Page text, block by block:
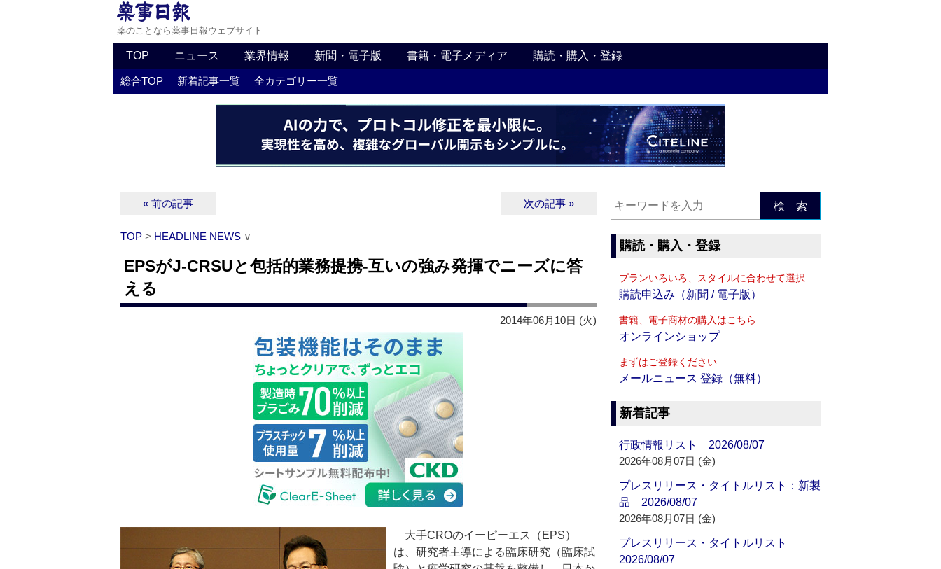
薬のことなら薬事日報ウェブサイト
TOP ニュース 業界情報 新聞・電子版 書籍・電子メディア 購読・購入・登録
総合TOP 新着記事一覧 全カテゴリー一覧
« 前の記事 次の記事 »
TOP > HEADLINE NEWS ∨
EPSがJ-CRSUと包括的業務提携‐互いの強み発揮でニーズに答
える
2014年06月10日 (火)
大手CROのイーピーエス（EPS）
は、研究者主導による臨床研究（臨床試
検 索
購読・購入・登録
プランいろいろ、スタイルに合わせて選択
購読申込み（新聞 / 電子版）
書籍、電子商材の購入はこちら
オンラインショップ
まずはご登録ください
メールニュース 登録（無料）
新着記事
行政情報リスト 2026/08/07
2026年08月07日 (金)
プレスリリース・タイトルリスト：新製
品 2026/08/07
2026年08月07日 (金)
プレスリリース・タイトルリスト
2026/08/07